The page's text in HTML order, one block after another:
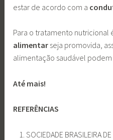
estar de acordo com a
Para o tratamento nutricional
alimentar seja promovida,
alimentação saudável
Até mais!
REFERÊNCIAS
SOCIEDADE BRASILEIRA